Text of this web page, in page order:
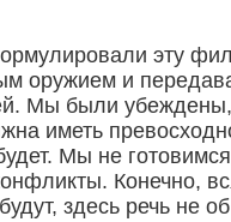
эту
оружием и
Мы были
иметь
Мы не
Конечно,
здесь речь не